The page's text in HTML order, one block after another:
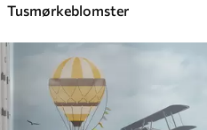
Tusmørkeblomster